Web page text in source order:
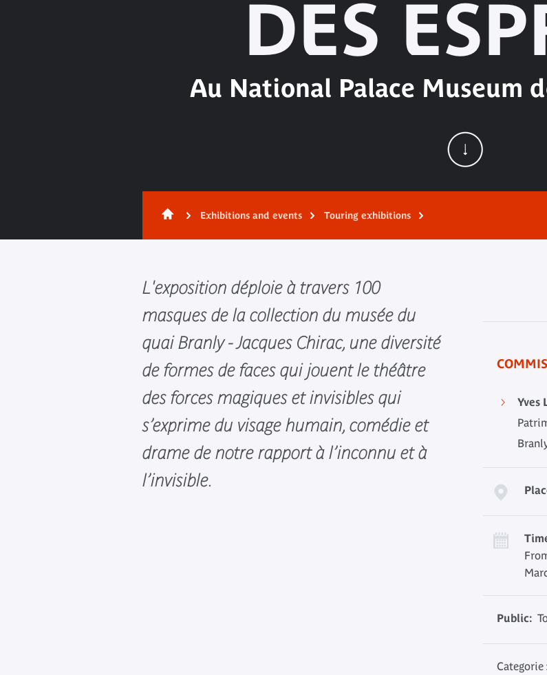
DES
Au National Palace Museum
Exhibitions and events Touring exhibitions
L'exposition déploie à travers 100
masques de la collection du musée du
quai Branly - Jacques Chirac, une diversité
de formes de faces qui jouent le théâtre
des forces magiques et invisibles qui
s’exprime du visage humain, comédie et
drame de notre rapport à l’inconnu et à
l’invisible.
Yves
Public: